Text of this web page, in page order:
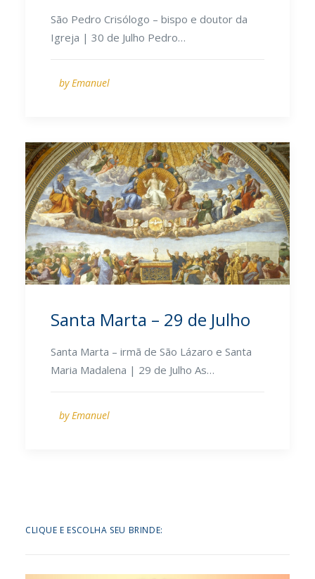
São Pedro Crisólogo – bispo e doutor da
Igreja | 30 de Julho Pedro…
by Emanuel
Santa Marta – 29 de Julho
Santa Marta – irmã de São Lázaro e Santa
Maria Madalena | 29 de Julho As…
by Emanuel
CLIQUE E ESCOLHA SEU BRINDE: